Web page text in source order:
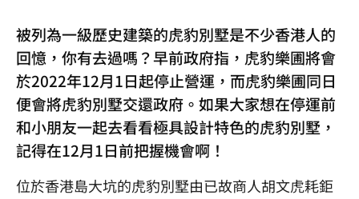
被列為一級歷史建築的虎豹別墅是不少香港人的
回憶，你有去過嗎？早前政府指，虎豹樂圃將會
於2022年12月1日起停止營運，而虎豹樂圃同日
便會將虎豹別墅交還政府。如果大家想在停運前
和小朋友一起去看看極具設計特色的虎豹別墅，
記得在12月1日前把握機會啊！
位於香港島大坑的虎豹別墅由已故商人胡文虎耗鉅